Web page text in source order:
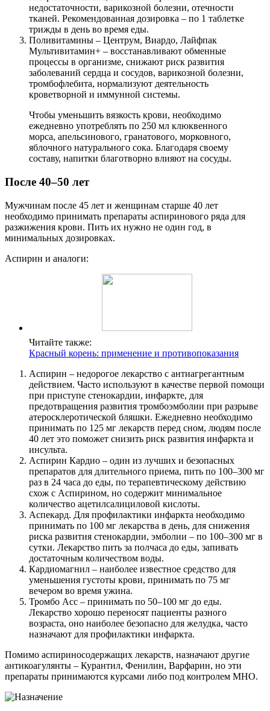
недостаточности, варикозной болезни, отечности
тканей. Рекомендованная дозировка – по 1 таблетке
трижды в день во время еды.
Поливитамины – Центрум, Виардо, Лайфпак
Мультивитамин+ – восстанавливают обменные
процессы в организме, снижают риск развития
заболеваний сердца и сосудов, варикозной болезни,
тромбофлебита, нормализуют деятельность
кроветворной и иммунной системы.
Чтобы уменьшить вязкость крови, необходимо
ежедневно употреблять по 250 мл клюквенного
морса, апельсинового, гранатового, морковного,
яблочного натурального сока. Благодаря своему
составу, напитки благотворно влияют на сосуды.
После 40–50 лет
Мужчинам после 45 лет и женщинам старше 40 лет
необходимо принимать препараты аспиринового ряда для
разжижения крови. Пить их нужно не один год, в
минимальных дозировках.
Аспирин и аналоги:
Читайте также:
Красный корень: применение и противопоказания
Аспирин – недорогое лекарство с антиагрегантным
действием. Часто используют в качестве первой помощи
при приступе стенокардии, инфаркте, для
предотвращения развития тромбоэмболии при разрыве
атеросклеротической бляшки. Ежедневно необходимо
принимать по 125 мг лекарств перед сном, людям после
40 лет это поможет снизить риск развития инфаркта и
инсульта.
Аспирин Кардио – один из лучших и безопасных
препаратов для длительного приема, пить по 100–300 мг
раз в 24 часа до еды, по терапевтическому действию
схож с Аспирином, но содержит минимальное
количество ацетилсалициловой кислоты.
Аспекард. Для профилактики инфаркта необходимо
принимать по 100 мг лекарства в день, для снижения
риска развития стенокардии, эмболии – по 100–300 мг в
сутки. Лекарство пить за полчаса до еды, запивать
достаточным количеством воды.
Кардиомагнил – наиболее известное средство для
уменьшения густоты крови, принимать по 75 мг
вечером во время ужина.
Тромбо Асс – принимать по 50–100 мг до еды.
Лекарство хорошо переносят пациенты разного
возраста, оно наиболее безопасно для желудка, часто
назначают для профилактики инфаркта.
Помимо аспириносодержащих лекарств, назначают другие
антикоагулянты – Курантил, Фенилин, Варфарин, но эти
препараты принимаются курсами либо под контролем МНО.